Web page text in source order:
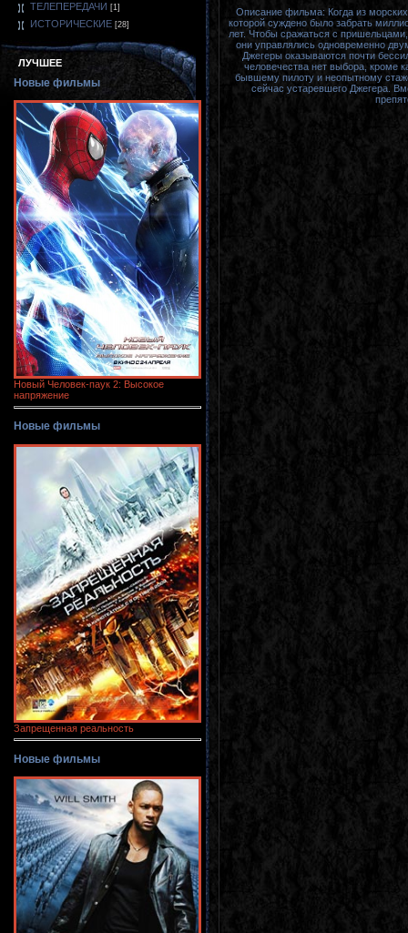
ТЕЛЕПЕРЕДАЧИ [1]
ИСТОРИЧЕСКИЕ [28]
ЛУЧШЕЕ
Новые фильмы
Новый Человек-паук 2: Высокое
напряжение
Новые фильмы
Запрещенная реальность
Новые фильмы
Описание фильма: Когда из
которой суждено было забрать
лет. Чтобы сражаться с
они управлялись одновременно
Джегеры оказываются почти
человечества нет выбора, кроме
бывшему пилоту и неопытному
сейчас устаревшего Джегера.